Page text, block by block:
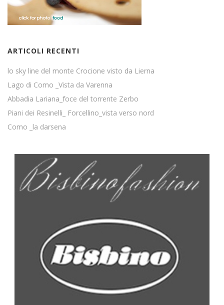
ARTICOLI RECENTI
lo sky line del monte Crocione visto da Lierna
Lago di Como _Vista da Varenna
Abbadia Lariana_foce del torrente Zerbo
Piani dei Resinelli_ Forcellino_vista verso nord
Como _la darsena